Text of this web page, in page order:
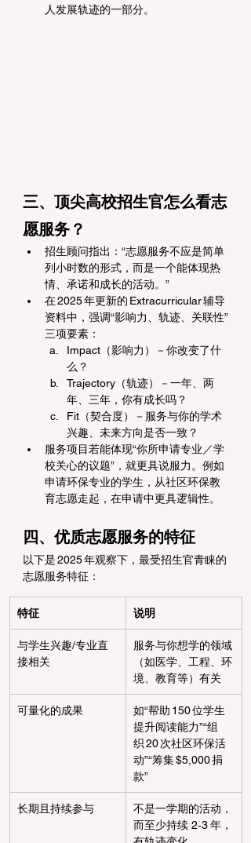
人发展轨迹的一部分。
三、顶尖高校招生官怎么看志
愿服务？
招生顾问指出：“志愿服务不应是简单
列小时数的形式，而是一个能体现热
情、承诺和成长的活动。”
在 2025 年更新的 Extracurricular 辅导
资料中，强调“影响力、轨迹、关联性”
三项要素：
Impact（影响力）－你改变了什
么？
Trajectory（轨迹）－一年、两
年、三年，你有成长吗？
Fit（契合度）－服务与你的学术
兴趣、未来方向是否一致？
服务项目若能体现“你所申请专业／学
校关心的议题”，就更具说服力。例如
申请环保专业的学生，从社区环保教
育志愿走起，在申请中更具逻辑性。
四、优质志愿服务的特征
以下是 2025 年观察下，最受招生官青睐的
志愿服务特征：
特征 说明
与学生兴趣/专业直
接相关
服务与你想学的领域
（如医学、工程、环
境、教育等）有关
可量化的成果
如“帮助 150 位学生
提升阅读能力”“组
织 20 次社区环保活
动”“筹集 $5,000 捐
款”
长期且持续参与
不是一学期的活动，
而至少持续 2‑3 年，